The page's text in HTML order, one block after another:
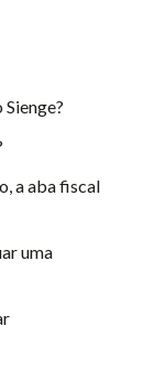
a aba fiscal
uma